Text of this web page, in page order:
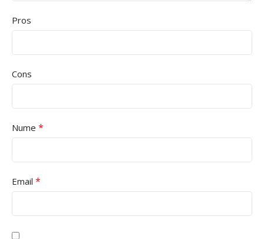
Pros
Cons
Nume *
Email *